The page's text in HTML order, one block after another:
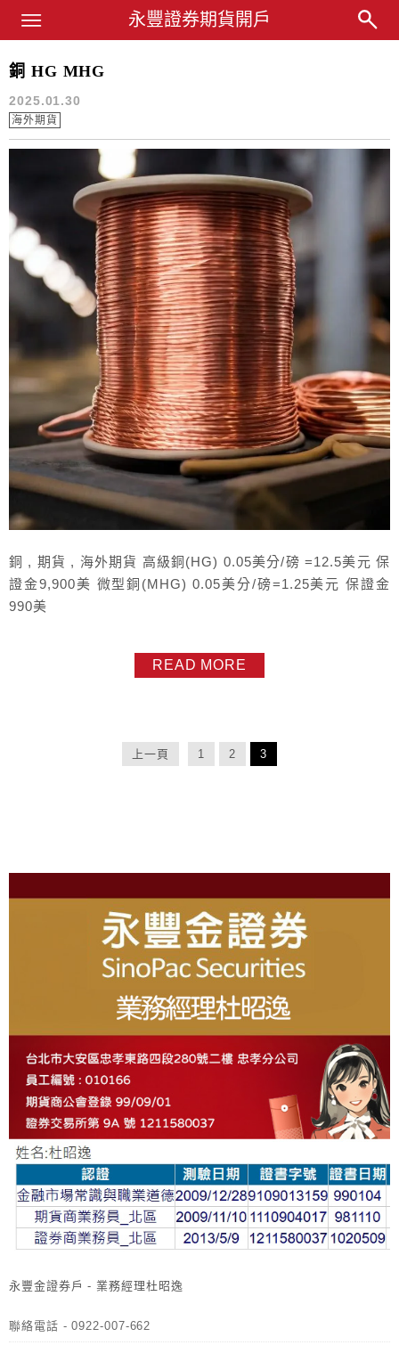
永豐業務經理杜昭逸Blog
永豐證券期貨開戶
Main Menu
期貨
銅 HG MHG
2025.01.30
海外期貨
銅 , 期貨 , 海外期貨 高級銅(HG) 0.05美分/磅 =12.5美元 保
證金9,900美 微型銅(MHG) 0.05美分/磅=1.25美元 保證金
990美
READ MORE
上一頁 1 2 3
永豐金證券戶 - 業務經理杜昭逸
聯絡電話 - 0922-007-662